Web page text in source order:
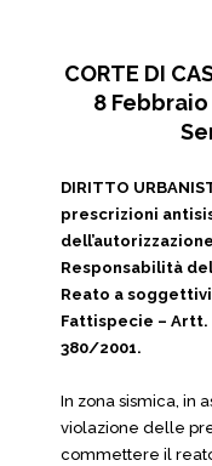
CORTE DI
8
DIRITTO
prescrizioni
Responsabilità
Reato a
Fattispecie – Artt.
380/2001.
In zona sismica, in
violazione delle
commettere il